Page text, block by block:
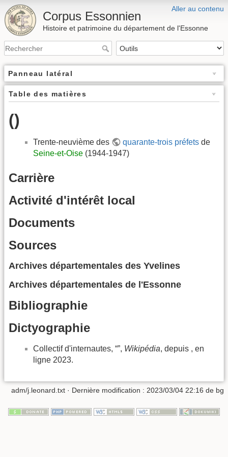
Aller au contenu
Corpus Essonnien
Histoire et patrimoine du département de l'Essonne
Panneau latéral
Table des matières
()
Trente-neuvième des quarante-trois préfets de
Seine-et-Oise (1944-1947)
Carrière
Activité d'intérêt local
Documents
Sources
Archives départementales des Yvelines
Archives départementales de l'Essonne
Bibliographie
Dictyographie
Collectif d'internautes, “”, Wikipédia, depuis , en
ligne 2023.
adm/j.leonard.txt · Dernière modification : 2023/03/04 22:16 de bg